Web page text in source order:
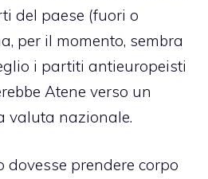
del paese (fuori o
per il momento, sembra
i partiti antieuropeisti
Atene verso un
valuta nazionale.
dovesse prendere corpo